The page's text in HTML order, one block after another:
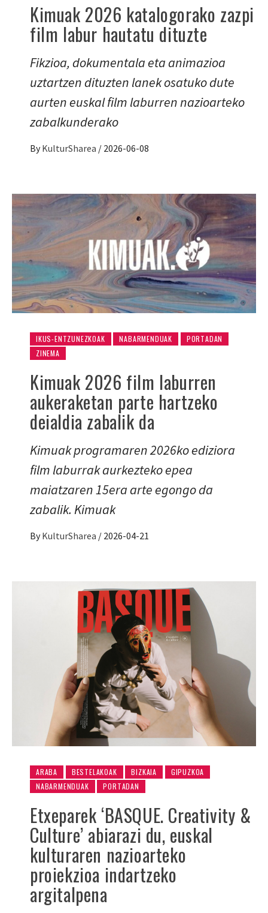
Kimuak 2026 katalogorako zazpi
film labur hautatu dituzte
Fikzioa, dokumentala eta animazioa
uztartzen dituzten lanek osatuko dute
aurten euskal film laburren nazioarteko
zabalkunderako
By KulturSharea / 2026-06-08
IKUS-ENTZUNEZKOAK NABARMENDUAK
PORTADAN
ZINEMA
Kimuak 2026 film laburren
aukeraketan parte hartzeko
deialdia zabalik da
Kimuak programaren 2026ko ediziora
film laburrak aurkezteko epea
maiatzaren 15era arte egongo da
zabalik. Kimuak
By KulturSharea / 2026-04-21
ARABA BESTELAKOAK BIZKAIA
GIPUZKOA
NABARMENDUAK
PORTADAN
Etxeparek ‘BASQUE. Creativity &
Culture’ abiarazi du, euskal
kulturaren nazioarteko
proiekzioa indartzeko
argitalpena